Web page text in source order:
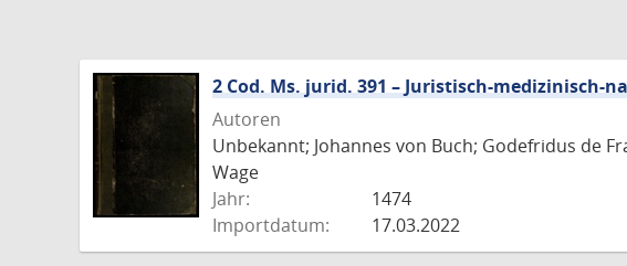
2 Cod. Ms. jurid. 391 – Juristisch-
Autoren
Unbekannt; Johannes von Buch; Godefridus de
Wage
Jahr:
1474
Importdatum:
17.03.2022